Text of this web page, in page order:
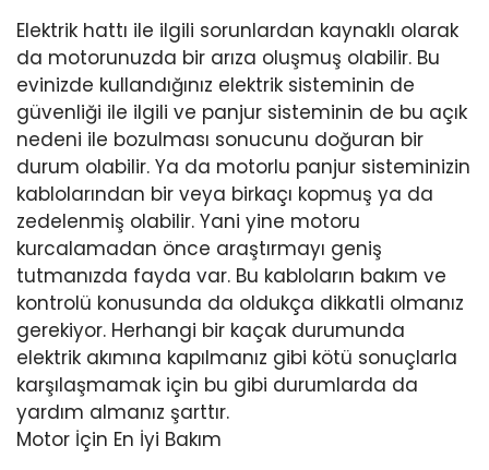
Elektrik hattı ile ilgili sorunlardan kaynaklı olarak
da motorunuzda bir arıza oluşmuş olabilir. Bu
evinizde kullandığınız elektrik sisteminin de
güvenliği ile ilgili ve panjur sisteminin de bu açık
nedeni ile bozulması sonucunu doğuran bir
durum olabilir. Ya da motorlu panjur sisteminizin
kablolarından bir veya birkaçı kopmuş ya da
zedelenmiş olabilir. Yani yine motoru
kurcalamadan önce araştırmayı geniş
tutmanızda fayda var. Bu kabloların bakım ve
kontrolü konusunda da oldukça dikkatli olmanız
gerekiyor. Herhangi bir kaçak durumunda
elektrik akımına kapılmanız gibi kötü sonuçlarla
karşılaşmamak için bu gibi durumlarda da
yardım almanız şarttır.
Motor İçin En İyi Bakım